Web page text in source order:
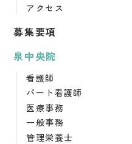
アクセス
募集要項
泉中央院
看護師
パート看護師
医療事務
一般事務
管理栄養士